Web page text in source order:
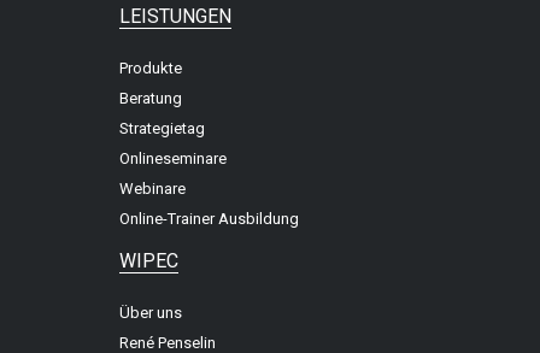
LEISTUNGEN
Produkte
Beratung
Strategietag
Onlineseminare
Webinare
Online-Trainer Ausbildung
WIPEC
Über uns
René Penselin